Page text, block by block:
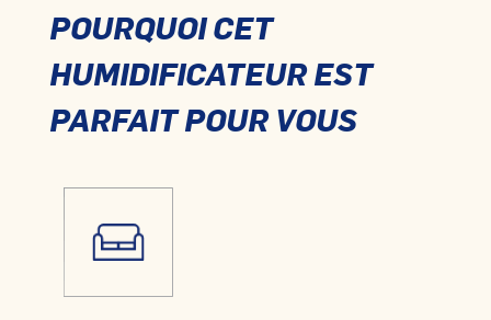
POURQUOI CET
HUMIDIFICATEUR EST
PARFAIT POUR VOUS